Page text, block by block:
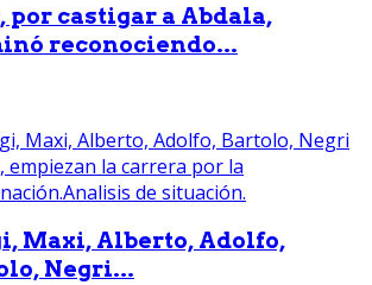
por castigar a Abdala,
reconociendo...
Maxi, Alberto, Adolfo,
Negri...